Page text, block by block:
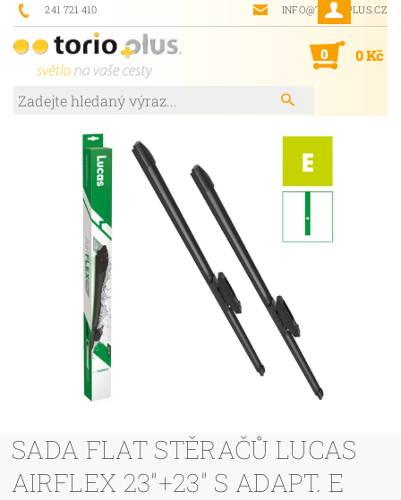
241 721 410 INFO@TORIOPLUS.CZ
0 0 Kč
SADA FLAT STĚRAČŮ LUCAS
AIRFLEX 23"+23" S ADAPT. E